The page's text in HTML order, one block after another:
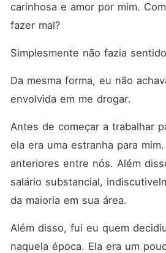
carinhosa e amor por mim.
fazer mal?
Simplesmente não fazia
Da mesma forma, eu não
envolvida em me drogar.
Antes de começar a trabalhar
ela era uma estranha para
anteriores entre nós. Além
salário substancial,
da maioria em sua área.
Além disso, fui eu quem
naquela época. Ela era um